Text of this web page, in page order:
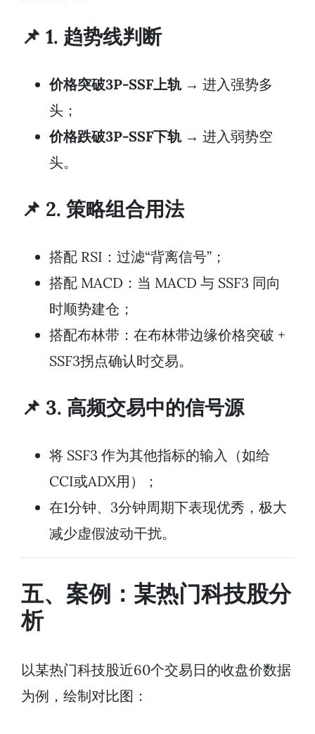
📌 1. 趋势线判断
价格突破3P-SSF上轨→ 进入强势多
头；
价格跌破3P-SSF下轨→ 进入弱势空
头。
📌 2. 策略组合用法
搭配 RSI：过滤“背离信号”；
搭配 MACD：当 MACD 与 SSF3 同向
时顺势建仓；
搭配布林带：在布林带边缘价格突破 +
SSF3拐点确认时交易。
📌 3. 高频交易中的信号源
将 SSF3 作为其他指标的输入（如给
CCI或ADX用）；
在1分钟、3分钟周期下表现优秀，极大
减少虚假波动干扰。
五、案例：某热门科技股分
析
以某热门科技股近60个交易日的收盘价数据
为例，绘制对比图：